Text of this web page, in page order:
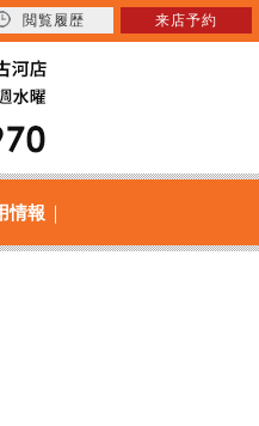
情報
閲覧履歴 来店予約